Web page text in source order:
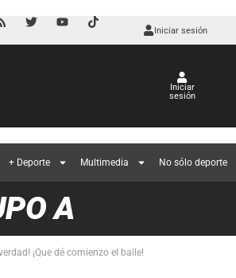
Iniciar sesión
Iniciar
sesión
+ Deporte Multimedia No sólo deporte
A
¡Que dé comienzo el baile!